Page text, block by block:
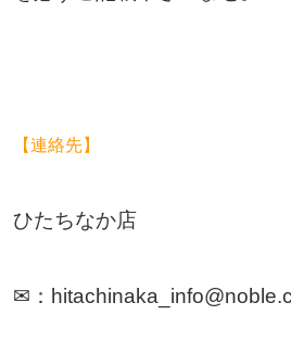
【連絡先】
ひたちなか店
✉：